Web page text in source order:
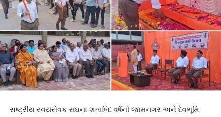
રાષ્ટ્રીય સ્વયંસેવક સંઘના શતાબ્દિ વર્ષની જામનગર અને દેવભૂમિ